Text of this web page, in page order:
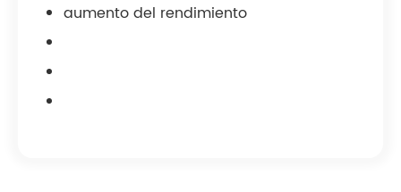
aumento del rendimiento